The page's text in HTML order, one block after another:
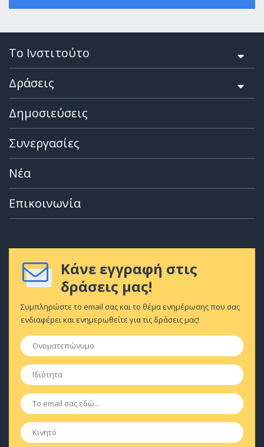
Το Ινστιτούτο
Δράσεις
Δημοσιεύσεις
Συνεργασίες
Νέα
Επικοινωνία
Κάνε εγγραφή στις
δράσεις μας!
Συμπληρώστε το email σας και το θέμα ενημέρωσης που σας
ενδιαφέρει και ενημερωθείτε για τις δράσεις μας!
Ονοματεπώνυμο
Ιδιότητα
Email
Κινητό